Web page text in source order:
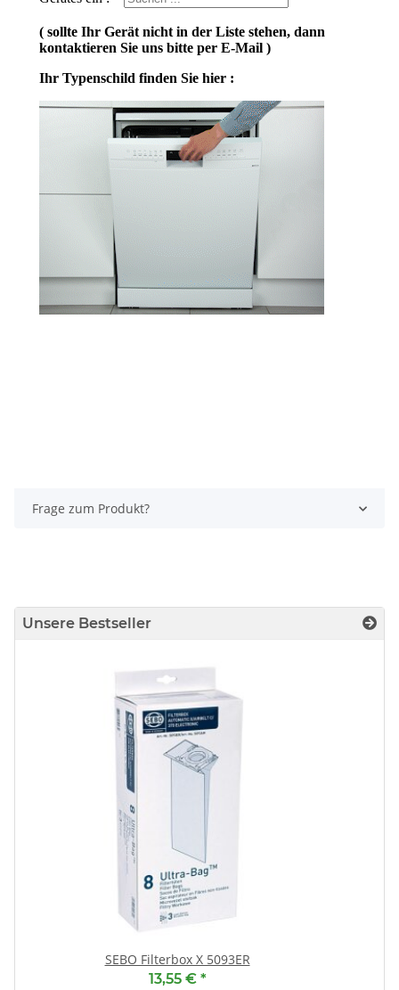
Frage zum Produkt?
Unsere Bestseller
SEBO Filterbox X 5093ER
13,55 € *